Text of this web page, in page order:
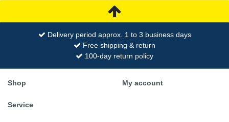
Delivery period approx. 1 to 3 business days
Free shipping & return
100-day return policy
Shop My account
Service